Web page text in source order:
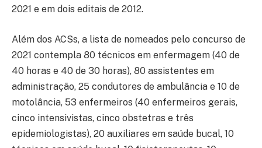
2021 e em dois editais de 2012.
Além dos ACSs, a lista de nomeados pelo concurso de
2021 contempla 80 técnicos em enfermagem (40 de
40 horas e 40 de 30 horas), 80 assistentes em
administração, 25 condutores de ambulância e 10 de
motolância, 53 enfermeiros (40 enfermeiros gerais,
cinco intensivistas, cinco obstetras e três
epidemiologistas), 20 auxiliares em saúde bucal, 10